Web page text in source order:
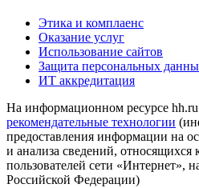
Этика и комплаенс
Оказание услуг
Использование сайтов
Защита персональных
ИТ аккредитация
На информационном ресурсе hh.ru
рекомендательные технологии
предоставления информации на
и анализа сведений, относящихся
пользователей сети «Интернет»,
Российской Федерации)